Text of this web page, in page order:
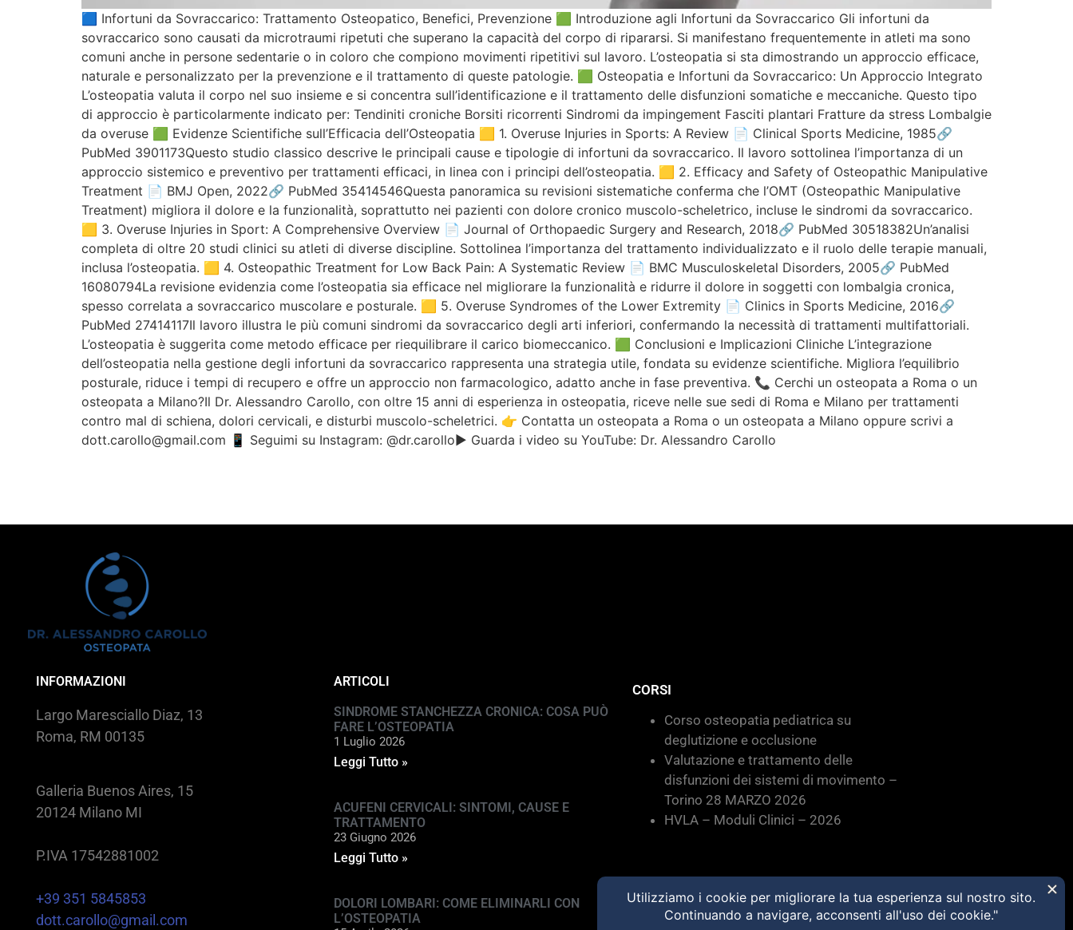
🟦 Infortuni da Sovraccarico: Trattamento Osteopatico, Benefici, Prevenzione 🟩 Introduzione agli Infortuni da Sovraccarico Gli infortuni da
sovraccarico sono causati da microtraumi ripetuti che superano la capacità del corpo di ripararsi. Si manifestano frequentemente in atleti ma sono
comuni anche in persone sedentarie o in coloro che compiono movimenti ripetitivi sul lavoro. L’osteopatia si sta dimostrando un approccio efficace,
naturale e personalizzato per la prevenzione e il trattamento di queste patologie. 🟩 Osteopatia e Infortuni da Sovraccarico: Un Approccio Integrato
L’osteopatia valuta il corpo nel suo insieme e si concentra sull’identificazione e il trattamento delle disfunzioni somatiche e meccaniche. Questo tipo
di approccio è particolarmente indicato per: Tendiniti croniche Borsiti ricorrenti Sindromi da impingement Fasciti plantari Fratture da stress Lombalgie
da overuse 🟩 Evidenze Scientifiche sull’Efficacia dell’Osteopatia 🟨 1. Overuse Injuries in Sports: A Review 📄 Clinical Sports Medicine, 1985🔗
PubMed 3901173Questo studio classico descrive le principali cause e tipologie di infortuni da sovraccarico. Il lavoro sottolinea l’importanza di un
approccio sistemico e preventivo per trattamenti efficaci, in linea con i principi dell’osteopatia. 🟨 2. Efficacy and Safety of Osteopathic Manipulative
Treatment 📄 BMJ Open, 2022🔗 PubMed 35414546Questa panoramica su revisioni sistematiche conferma che l’OMT (Osteopathic Manipulative
Treatment) migliora il dolore e la funzionalità, soprattutto nei pazienti con dolore cronico muscolo-scheletrico, incluse le sindromi da sovraccarico.
🟨 3. Overuse Injuries in Sport: A Comprehensive Overview 📄 Journal of Orthopaedic Surgery and Research, 2018🔗 PubMed 30518382Un’analisi
completa di oltre 20 studi clinici su atleti di diverse discipline. Sottolinea l’importanza del trattamento individualizzato e il ruolo delle terapie manuali,
inclusa l’osteopatia. 🟨 4. Osteopathic Treatment for Low Back Pain: A Systematic Review 📄 BMC Musculoskeletal Disorders, 2005🔗 PubMed
16080794La revisione evidenzia come l’osteopatia sia efficace nel migliorare la funzionalità e ridurre il dolore in soggetti con lombalgia cronica,
spesso correlata a sovraccarico muscolare e posturale. 🟨 5. Overuse Syndromes of the Lower Extremity 📄 Clinics in Sports Medicine, 2016🔗
PubMed 27414117Il lavoro illustra le più comuni sindromi da sovraccarico degli arti inferiori, confermando la necessità di trattamenti multifattoriali.
L’osteopatia è suggerita come metodo efficace per riequilibrare il carico biomeccanico. 🟩 Conclusioni e Implicazioni Cliniche L’integrazione
dell’osteopatia nella gestione degli infortuni da sovraccarico rappresenta una strategia utile, fondata su evidenze scientifiche. Migliora l’equilibrio
posturale, riduce i tempi di recupero e offre un approccio non farmacologico, adatto anche in fase preventiva. 📞 Cerchi un osteopata a Roma o un
osteopata a Milano?Il Dr. Alessandro Carollo, con oltre 15 anni di esperienza in osteopatia, riceve nelle sue sedi di Roma e Milano per trattamenti
contro mal di schiena, dolori cervicali, e disturbi muscolo-scheletrici. 👉 Contatta un osteopata a Roma o un osteopata a Milano oppure scrivi a
dott.carollo@gmail.com 📱 Seguimi su Instagram: @dr.carollo▶️ Guarda i video su YouTube: Dr. Alessandro Carollo
INFORMAZIONI
Largo Maresciallo Diaz, 13
Roma, RM 00135
Galleria Buenos Aires, 15
20124 Milano MI
P.IVA 17542881002
+39 351 5845853
dott.carollo@gmail.com
ARTICOLI
SINDROME STANCHEZZA CRONICA: COSA PUÒ
FARE L’OSTEOPATIA
1 Luglio 2026
Leggi Tutto »
ACUFENI CERVICALI: SINTOMI, CAUSE E
TRATTAMENTO
23 Giugno 2026
Leggi Tutto »
DOLORI LOMBARI: COME ELIMINARLI CON
L’OSTEOPATIA
CORSI
Corso osteopatia pediatrica su
deglutizione e occlusione
Valutazione e trattamento delle
disfunzioni dei sistemi di movimento –
Torino 28 MARZO 2026
HVLA – Moduli Clinici – 2026